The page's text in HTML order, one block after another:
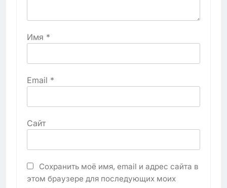
Имя *
Email *
Сайт
Сохранить моё имя, email и адрес сайта в
этом браузере для последующих моих